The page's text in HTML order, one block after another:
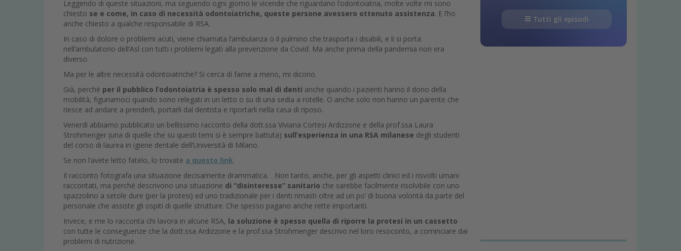
Leggendo di queste situazioni, ma seguendo ogni giorno le vicende che riguardano l’odontoiatria, molte volte mi sono
chiesto se e come, in caso di necessità odontoiatriche, queste persone avessero ottenuto assistenza. E l’ho
anche chiesto a qualche responsabile di RSA.
In caso di dolore o problemi acuti, viene chiamata l’ambulanza o il pulmino che trasporta i disabili, e li si porta
nell’ambulatorio dell’Asl con tutti i problemi legati alla prevenzione da Covid. Ma anche prima della pandemia non era
diverso.
Ma per le altre necessità odontoiatriche? Si cerca di farne a meno, mi dicono.
Già, perché per il pubblico l’odontoiatria è spesso solo mal di denti anche quando i pazienti hanno il dono della
mobilità, figuriamoci quando sono relegati in un letto o su di una sedia a rotelle. O anche solo non hanno un parente che
riesce ad andare a prenderli, portarli dal dentista e riportarli nella casa di riposo.
Venerdì abbiamo pubblicato un bellissimo racconto della dott.ssa Viviana Cortesi Ardizzone e della prof.ssa Laura
Strohmenger (una di quelle che su questi temi si è sempre battuta) sull’esperienza in una RSA milanese degli studenti
del corso di laurea in igiene dentale dell’Università di Milano.
Se non l’avete letto fatelo, lo trovate a questo link.
Il racconto fotografa una situazione decisamente drammatica. Non tanto, anche, per gli aspetti clinici ed i risvolti umani
raccontati, ma perché descrivono una situazione di “disinteresse” sanitario che sarebbe facilmente risolvibile con uno
spazzolino a setole dure (per la protesi) ed uno tradizionale per i denti rimasti oltre ad un po’ di buona volontà da parte del
personale che assiste gli ospiti di quelle strutture. Che spesso pagano anche rette importanti.
Invece, e me lo racconta chi lavora in alcune RSA, la soluzione è spesso quella di riporre la protesi in un cassetto
con tutte le conseguenze che la dott.ssa Ardizzone e la prof.ssa Strohmenger descrivo nel loro resoconto, a cominciare dai
problemi di nutrizione.
Tutti gli episodi